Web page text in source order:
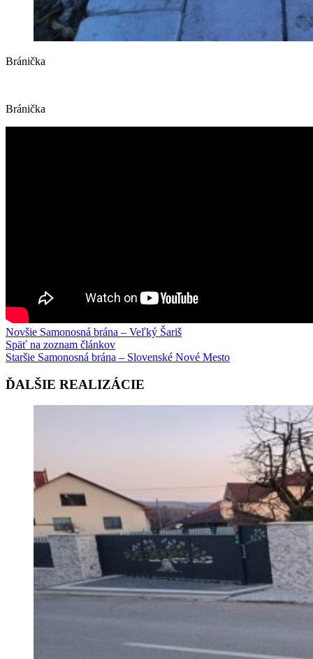
Bránička
Bránička
Novšie Samonosná brána – Veľký Šariš
Späť na zoznam článkov
Staršie Samonosná brána – Slovenské Nové Mesto
ĎALŠIE REALIZÁCIE